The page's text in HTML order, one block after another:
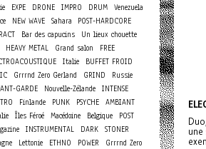
une
EXPE DRONE IMPRO DRUM Venezuela
NEW WAVE Sahara
POST-HARDCORE
Bar des capucins
Un lieux chouette
HEAVY METAL
Grand salon
FREE
Italie
BUFFET FROID
Grrrnd Zero Gerland GRIND
Russie
GARDE
Nouvelle-Zélande
INTENSE
Finlande PUNK PSYCHE AMBIANT
Îles Féroé Macédoine Belgique
POST
INSTRUMENTAL DARK
STONER
Lettonie ETHNO POWER
Grrrnd Zero